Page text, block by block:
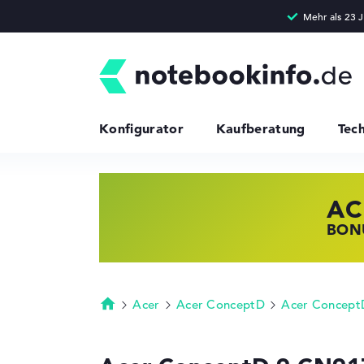
Konfigurator Kaufberatung
Startseite
Acer Acer ConceptD Acer